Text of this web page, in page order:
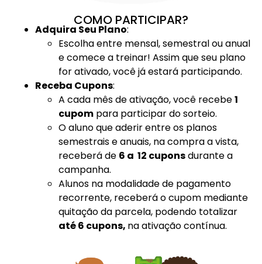
COMO PARTICIPAR?
Adquira Seu Plano:
Escolha entre mensal, semestral ou anual
e comece a treinar! Assim que seu plano
for ativado, você já estará participando.
Receba Cupons:
A cada mês de ativação, você recebe1
cupom para participar do sorteio.
O aluno que aderir entre os planos
semestrais e anuais, na compra a vista,
receberá de 6 a 12 cuponsdurante a
campanha.
Alunos na modalidade de pagamento
recorrente, receberá o cupom mediante
quitação da parcela, podendo totalizar
até 6 cupons, na ativação contínua.